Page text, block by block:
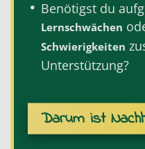
Benötigst du
Lernschwächen
Schwierigkeiten
Unterstützung?
Darum ist